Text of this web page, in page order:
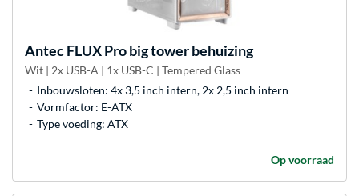
AntecFLUX Pro big tower behuizing
Wit | 2x USB-A | 1x USB-C | Tempered Glass
Inbouwsloten: 4x 3,5 inch intern, 2x 2,5 inch intern
Vormfactor: E-ATX
Type voeding: ATX
Op voorraad